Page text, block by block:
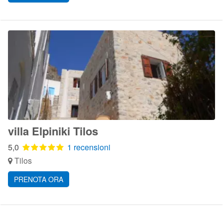
villa Elpiniki Tilos
5,0
1 recensioni
Tilos
PRENOTA ORA